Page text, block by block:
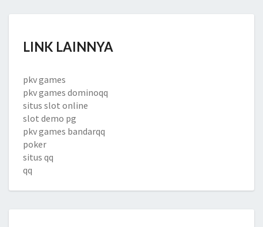
LINK LAINNYA
pkv games
pkv games dominoqq
situs slot online
slot demo pg
pkv games bandarqq
poker
situs qq
qq